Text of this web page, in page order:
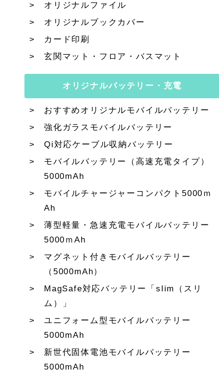
オリジナルファイル
オリジナルブックカバー
カード印刷
玄関マット・フロア・バスマット
オリジナルバッテリー・充電
おすすめオリジナルモバイルバッテリー
強化ガラスモバイルバッテリー
Qi対応ケーブル収納バッテリー
モバイルバッテリー（高速充電タイプ）
5000mAh
モバイルチャージャーコンパクト5000ｍ
Ah
薄型軽量・急速充電モバイルバッテリー
5000ｍAh
マグネット付きモバイルバッテリー
（5000mAh）
MagSafe対応バッテリー「slim（スリ
ム）」
ユニフォーム型モバイルバッテリー
5000mAh
新世代固体電池モバイルバッテリー
5000mAh